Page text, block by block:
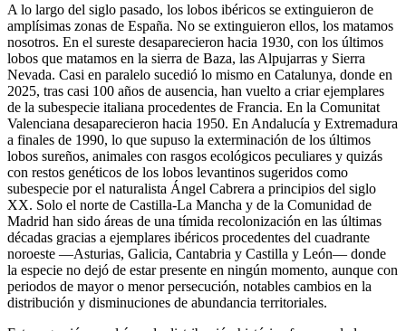
A lo largo del siglo pasado, los lobos ibéricos se extinguieron de
amplísimas zonas de España. No se extinguieron ellos, los matamos
nosotros. En el sureste desaparecieron hacia 1930, con los últimos
lobos que matamos en la sierra de Baza, las Alpujarras y Sierra
Nevada. Casi en paralelo sucedió lo mismo en Catalunya, donde en
2025, tras casi 100 años de ausencia, han vuelto a criar ejemplares
de la subespecie italiana procedentes de Francia. En la Comunitat
Valenciana desaparecieron hacia 1950. En Andalucía y Extremadura
a finales de 1990, lo que supuso la exterminación de los últimos
lobos sureños, animales con rasgos ecológicos peculiares y quizás
con restos genéticos de los lobos levantinos sugeridos como
subespecie por el naturalista Ángel Cabrera a principios del siglo
XX. Solo el norte de Castilla-La Mancha y de la Comunidad de
Madrid han sido áreas de una tímida recolonización en las últimas
décadas gracias a ejemplares ibéricos procedentes del cuadrante
noroeste —Asturias, Galicia, Cantabria y Castilla y León— donde
la especie no dejó de estar presente en ningún momento, aunque con
periodos de mayor o menor persecución, notables cambios en la
distribución y disminuciones de abundancia territoriales.